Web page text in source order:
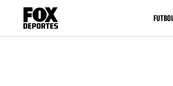
FUTBOL